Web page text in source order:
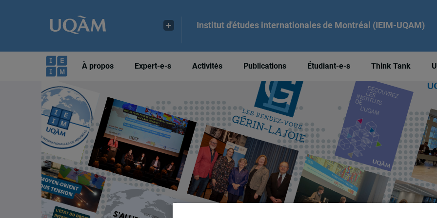
Institut d'études internationales de Montréal (IEIM-UQAM)
À propos Expert-e-s Activités Publications Étudiant-e-s Think Tank